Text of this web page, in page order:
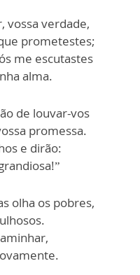
vossa verdade,
prometestes;
me escutastes
alma.
de louvar-vos
promessa.
e dirão:
olha os pobres,